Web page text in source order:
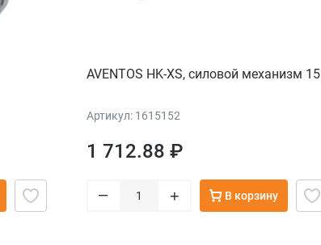
AVENTOS HK-XS, силовой механизм 15
Артикул: 1615152
1 712.88 ₽
– + В корзину